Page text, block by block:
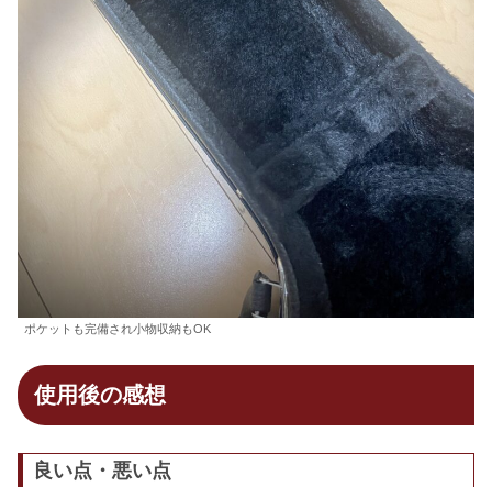
ポケットも完備され小物収納もOK
使用後の感想
良い点・悪い点